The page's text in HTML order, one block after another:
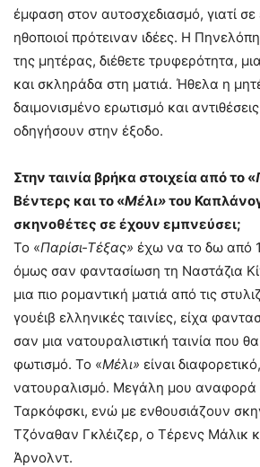
έμφαση στον αυτοσχεδιασμό, γιατί σε
ηθοποιοί πρότειναν ιδέες. Η
της μητέρας, διέθετε τρυφερότητα,
και σκληράδα στη ματιά. Ήθελα η
δαιμονισμένο ερωτισμό και
οδηγήσουν στην έξοδο.
Στην ταινία βρήκα στοιχεία από το «
Βέντερς και το «Μέλι»του
σκηνοθέτες σε έχουν εμπνεύσει;
Το «Παρίσι-Τέξας» έχω να το δω από
όμως σαν φαντασίωση τη Ναστάζια
μια πιο ρομαντική ματιά από τις
γουέιβ ελληνικές ταινίες, είχα
σαν μια νατουραλιστική ταινία που
φωτισμό. Το «Μέλι» είναι
νατουραλισμό. Μεγάλη μου
Ταρκόφσκι, ενώ με ενθουσιάζουν
Τζόναθαν Γκλέιζερ, ο Τέρενς Μάλικ
Άρνολντ.